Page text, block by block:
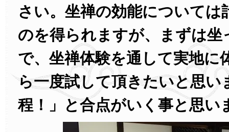
さい。坐禅の効能については
のを得られますが、まずは坐
で、坐禅体験を通して実地に
ら一度試して頂きたいと思い
程！」と合点がいく事と思い